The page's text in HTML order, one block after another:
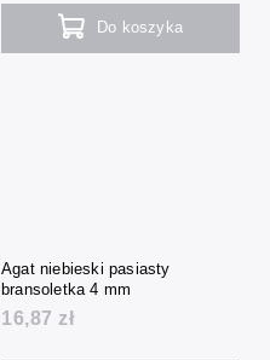
Do koszyka
Agat niebieski pasiasty
bransoletka 4 mm
16,87 zł